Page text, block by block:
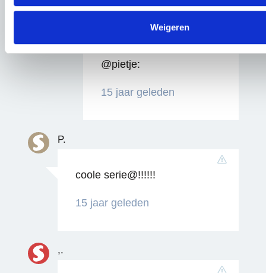
Weigeren
Wat hij zegt.
@pietje:
15 jaar geleden
P.
coole serie@!!!!!!
15 jaar geleden
,.